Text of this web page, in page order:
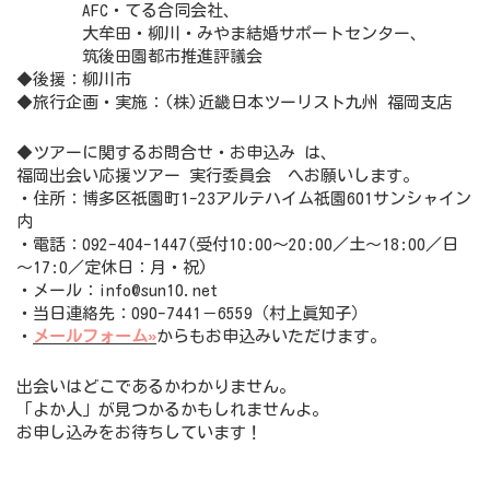
AFC・てる合同会社、
大牟田・柳川・みやま結婚サポートセンター、
筑後田園都市推進評議会
◆後援：柳川市
◆旅行企画・実施：(株)近畿日本ツーリスト九州 福岡支店
◆ツアーに関するお問合せ・お申込み は、
福岡出会い応援ツアー 実行委員会 へお願いします。
・住所：博多区祇園町1-23アルテハイム祇園601サンシャイン
内
・電話：092-404-1447(受付10:00～20:00／土～18:00／日
～17:0／定休日：月・祝)
・メール：info@sun10.net
・当日連絡先：090-7441－6559（村上眞知子）
・ メールフォーム»からもお申込みいただけます。
出会いはどこであるかわかりません。
「よか人」が見つかるかもしれませんよ。
お申し込みをお待ちしています！